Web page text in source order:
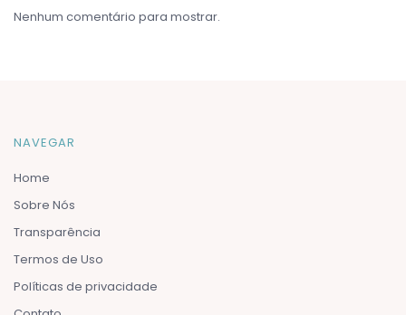
Nenhum comentário para mostrar.
NAVEGAR
Home
Sobre Nós
Transparência
Termos de Uso
Políticas de privacidade